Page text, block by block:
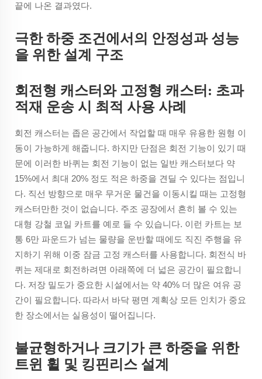
끝에 나온 결과였다.
극한 하중 조건에서의 안정성과 성능
을 위한 설계 구조
회전형 캐스터와 고정형 캐스터: 초과
적재 운송 시 최적 사용 사례
회전 캐스터는 좁은 공간에서 작업할 때 매우 유용한 원형 이
동이 가능하게 해줍니다. 하지만 단점은 회전 기능이 있기 때
문에 이러한 바퀴는 회전 기능이 없는 일반 캐스터보다 약
15%에서 최대 20% 정도 적은 하중을 견딜 수 있다는 점입니
다. 직선 방향으로 매우 무거운 물건을 이동시킬 때는 고정형
캐스터만한 것이 없습니다. 주조 공장에서 흔히 볼 수 있는
대형 강철 코일 카트를 예로 들 수 있습니다. 이런 카트는 보
통 6만 파운드가 넘는 물량을 운반할 때에도 직진 주행을 유
지하기 위해 이중 잠금 고정 캐스터를 사용합니다. 회전식 바
퀴는 제대로 회전하려면 아래쪽에 더 넓은 공간이 필요합니
다. 저장 밀도가 중요한 시설에서는 약 40% 더 많은 여유 공
간이 필요합니다. 따라서 바닥 평면 계획상 모든 인치가 중요
한 장소에서는 실용성이 떨어집니다.
불균형하거나 크기가 큰 하중을 위한
트윈 휠 및 킹핀리스 설계